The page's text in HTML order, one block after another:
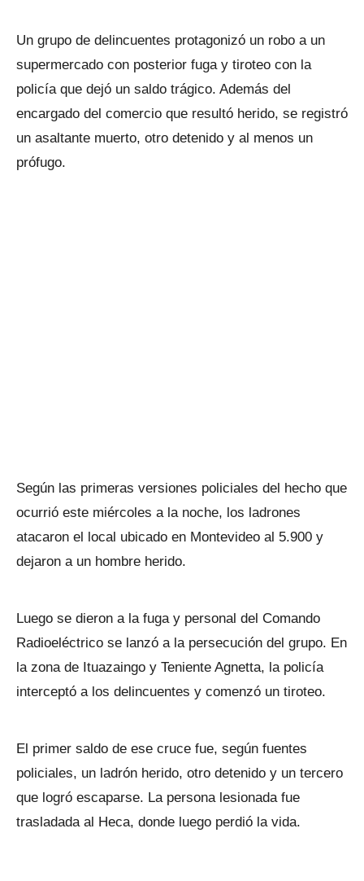
Un grupo de delincuentes protagonizó un robo a un
supermercado con posterior fuga y tiroteo con la
policía que dejó un saldo trágico. Además del
encargado del comercio que resultó herido, se registró
un asaltante muerto, otro detenido y al menos un
prófugo.
Según las primeras versiones policiales del hecho que
ocurrió este miércoles a la noche, los ladrones
atacaron el local ubicado en Montevideo al 5.900 y
dejaron a un hombre herido.
Luego se dieron a la fuga y personal del Comando
Radioeléctrico se lanzó a la persecución del grupo. En
la zona de Ituazaingo y Teniente Agnetta, la policía
interceptó a los delincuentes y comenzó un tiroteo.
El primer saldo de ese cruce fue, según fuentes
policiales, un ladrón herido, otro detenido y un tercero
que logró escaparse. La persona lesionada fue
trasladada al Heca, donde luego perdió la vida.